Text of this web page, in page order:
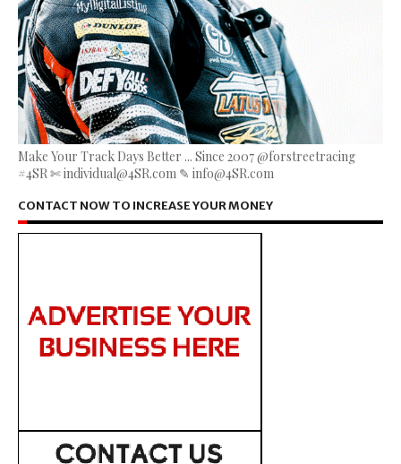
Make Your Track Days Better ... Since 2007 @forstreetracing
#4SR ✄ individual@4SR.com ✎ info@4SR.com
CONTACT NOW TO INCREASE YOUR MONEY